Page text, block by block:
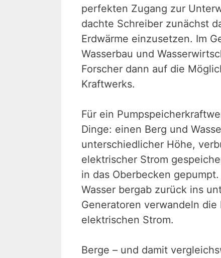
perfekten Zugang zur
dachte Schreiber zunächst
Erdwärme einzusetzen. Im
Wasserbau und
Forscher dann auf die
Kraftwerks.
Für ein
Dinge: einen Berg und
unterschiedlicher Höhe,
elektrischer Strom
in das Oberbecken
Wasser bergab zurück ins
Generatoren verwandeln
elektrischen Strom.
Berge – und damit